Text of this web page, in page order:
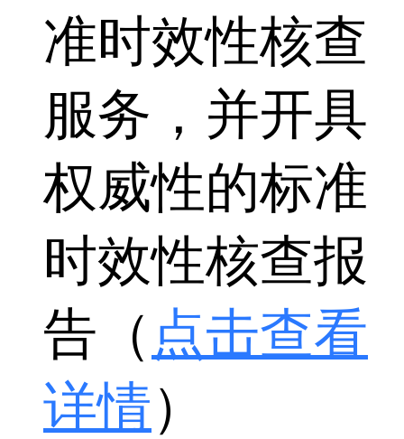
准时效性核查
服务，并开具
权威性的标准
时效性核查报
告（ 点击查看
详情）